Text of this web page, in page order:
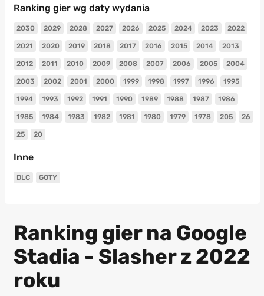
Ranking gier wg daty wydania
2030 2029 2028 2027 2026 2025 2024 2023 2022
2021 2020 2019 2018 2017 2016 2015 2014 2013
2012 2011 2010 2009 2008 2007 2006 2005 2004
2003 2002 2001 2000 1999 1998 1997 1996 1995
1994 1993 1992 1991 1990 1989 1988 1987 1986
1985 1984 1983 1982 1981 1980 1979 1978 205 26
25 20
Inne
DLC GOTY
Ranking gier na Google
Stadia - Slasher z 2022
roku